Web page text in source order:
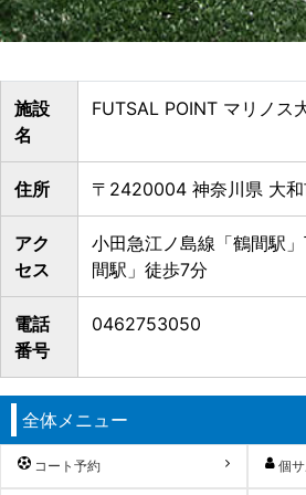
施設
名
FUTSAL POINT マリノス
住所 〒2420004 神奈川県 大
アク
セス
小田急江ノ島線「鶴間駅
間駅」徒歩7分
電話
番号
0462753050
全体メニュー
コート予約 個